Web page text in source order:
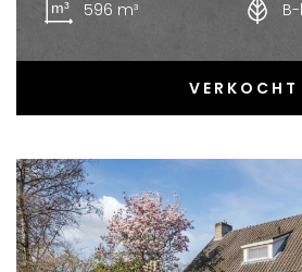
596 m³
VERKOCHT